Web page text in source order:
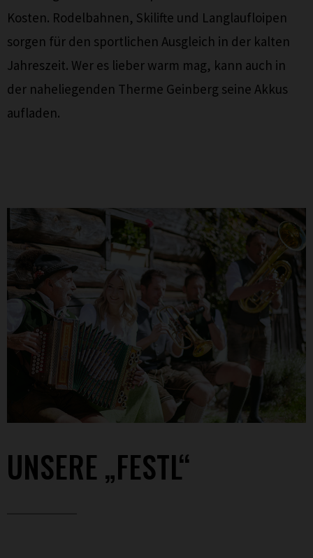
Kosten. Rodelbahnen, Skilifte und Langlaufloipen
sorgen für den sportlichen Ausgleich in der kalten
Jahreszeit. Wer es lieber warm mag, kann auch in
der naheliegenden Therme Geinberg seine Akkus
aufladen.
UNSERE „FESTL“